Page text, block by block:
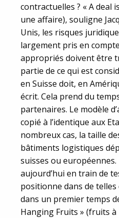
contractuelles ? « A deal
une affaire), souligne
Unis, les risques
largement pris en
appropriés doivent être
partie de ce qui est
en Suisse doit, en
écrit. Cela prend du
partenaires. Le modèle
copié à l’identique aux
nombreux cas, la taille
bâtiments logistiques
suisses ou
aujourd’hui en train de
positionne dans de telles
dans un premier temps
Hanging Fruits » (fruits à